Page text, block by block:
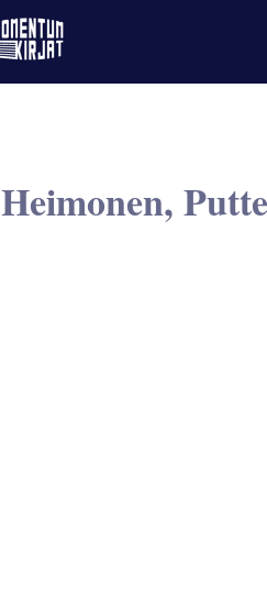
Heimonen, Putte